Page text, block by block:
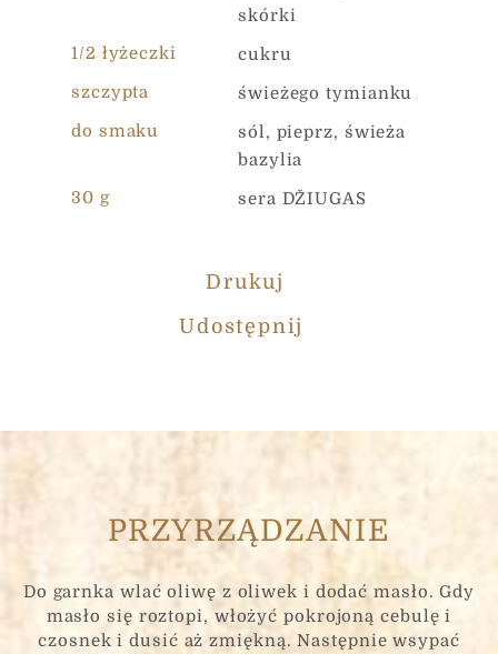
skórki
1/2 łyżeczki
cukru
szczypta
świeżego tymianku
do smaku
sól, pieprz, świeża
bazylia
30 g
sera DŽIUGAS
Drukuj
Udostępnij
PRZYRZĄDZANIE
Do garnka wlać oliwę z oliwek i dodać masło. Gdy
masło się roztopi, włożyć pokrojoną cebulę i
czosnek i dusić aż zmiękną. Następnie wsypać
Państwa dane osobowe są gromadzone oraz
przetwarzane w celu oszacowania potrzeb Państwa
projektu internetowego oraz złożenia UAB „Čia Market”
najlepszej oferty. Wypełniając niniejszy formularz,
akceptują Państwo zasady opisane w naszej Polityce
Prywatności
Wysłać